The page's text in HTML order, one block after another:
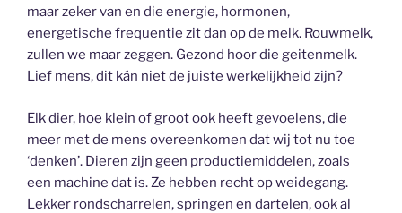
maar zeker van en die energie, hormonen,
energetische frequentie zit dan op de melk. Rouwmelk,
zullen we maar zeggen. Gezond hoor die geitenmelk.
Lief mens, dit kán niet de juiste werkelijkheid zijn?
Elk dier, hoe klein of groot ook heeft gevoelens, die
meer met de mens overeenkomen dat wij tot nu toe
‘denken’. Dieren zijn geen productiemiddelen, zoals
een machine dat is. Ze hebben recht op weidegang.
Lekker rondscharrelen, springen en dartelen, ook al